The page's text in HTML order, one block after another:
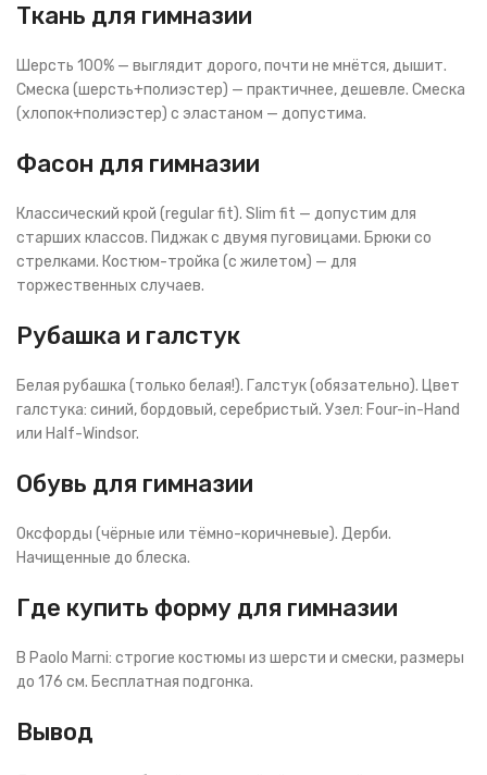
Ткань для гимназии
Шерсть 100% — выглядит дорого, почти не мнётся, дышит.
Смеска (шерсть+полиэстер) — практичнее, дешевле. Смеска
(хлопок+полиэстер) с эластаном — допустима.
Фасон для гимназии
Классический крой (regular fit). Slim fit — допустим для
старших классов. Пиджак с двумя пуговицами. Брюки со
стрелками. Костюм-тройка (с жилетом) — для
торжественных случаев.
Рубашка и галстук
Белая рубашка (только белая!). Галстук (обязательно). Цвет
галстука: синий, бордовый, серебристый. Узел: Four-in-Hand
или Half-Windsor.
Обувь для гимназии
Оксфорды (чёрные или тёмно-коричневые). Дерби.
Начищенные до блеска.
Где купить форму для гимназии
В Paolo Marni: строгие костюмы из шерсти и смески, размеры
до 176 см. Бесплатная подгонка.
Вывод